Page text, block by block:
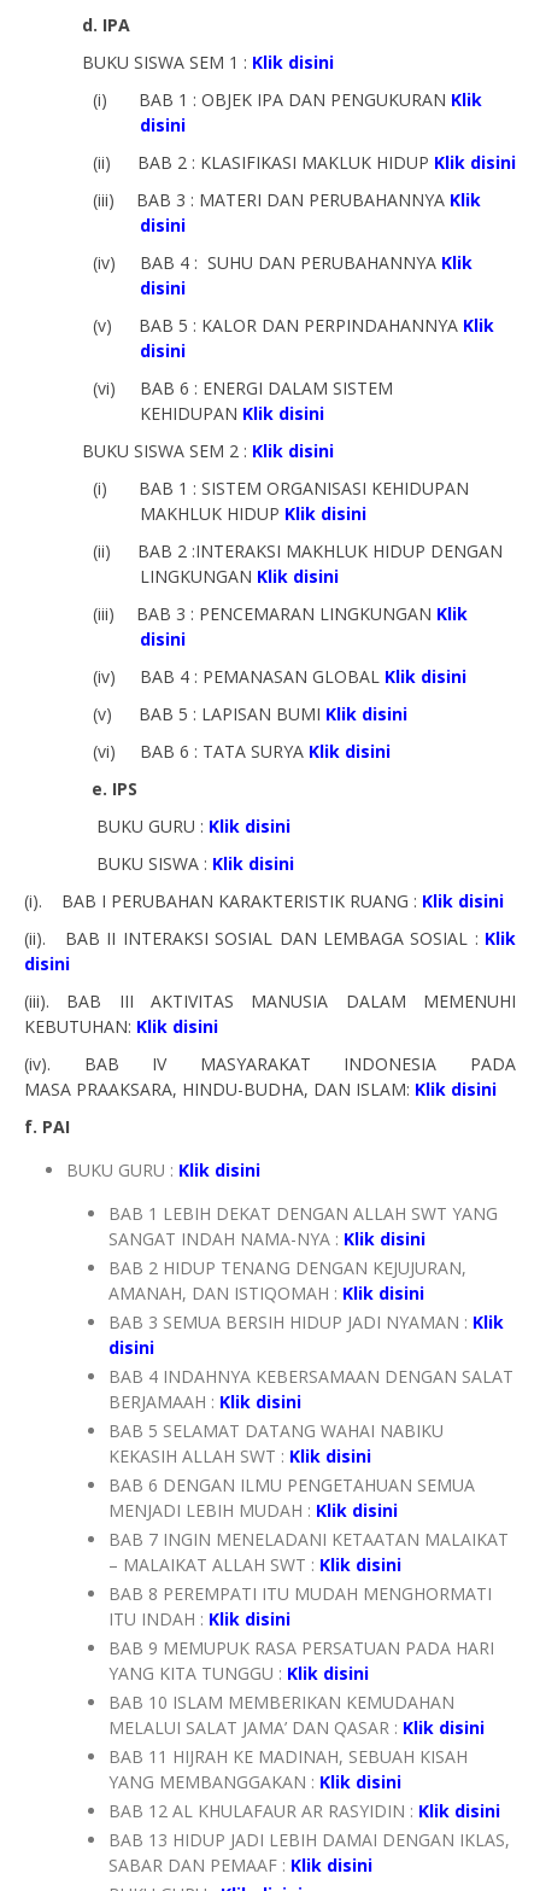
d. IPA
BUKU SISWA SEM 1 : Klik disini
(i)
BAB 1 : OBJEK IPA DAN PENGUKURAN Klik
disini
(ii)
BAB 2 : KLASIFIKASI MAKLUK HIDUP Klik disini
(iii)
BAB 3 : MATERI DAN PERUBAHANNYA Klik
disini
(iv)
BAB 4 : SUHU DAN PERUBAHANNYA Klik
disini
(v)
BAB 5 : KALOR DAN PERPINDAHANNYA Klik
disini
(vi)
BAB 6 : ENERGI DALAM SISTEM
KEHIDUPAN Klik disini
BUKU SISWA SEM 2 : Klik disini
(i)
BAB 1 : SISTEM ORGANISASI KEHIDUPAN
MAKHLUK HIDUP Klik disini
(ii)
BAB 2 :INTERAKSI MAKHLUK HIDUP DENGAN
LINGKUNGAN Klik disini
(iii)
BAB 3 : PENCEMARAN LINGKUNGAN Klik
disini
(iv)
BAB 4 : PEMANASAN GLOBAL Klik disini
(v)
BAB 5 : LAPISAN BUMI Klik disini
(vi)
BAB 6 : TATA SURYA Klik disini
e. IPS
BUKU GURU : Klik disini
BUKU SISWA : Klik disini
(i). BAB I PERUBAHAN KARAKTERISTIK RUANG : Klik disini
(ii). BAB II INTERAKSI SOSIAL DAN LEMBAGA SOSIAL : Klik
disini
(iii). BAB III AKTIVITAS MANUSIA DALAM MEMENUHI
KEBUTUHAN: Klik disini
(iv). BAB IV MASYARAKAT INDONESIA PADA
MASA PRAAKSARA, HINDU-BUDHA, DAN ISLAM: Klik disini
f. PAI
BUKU GURU : Klik disini
BAB 1 LEBIH DEKAT DENGAN ALLAH SWT YANG
SANGAT INDAH NAMA-NYA : Klik disini
BAB 2 HIDUP TENANG DENGAN KEJUJURAN,
AMANAH, DAN ISTIQOMAH : Klik disini
BAB 3 SEMUA BERSIH HIDUP JADI NYAMAN : Klik
disini
BAB 4 INDAHNYA KEBERSAMAAN DENGAN SALAT
BERJAMAAH : Klik disini
BAB 5 SELAMAT DATANG WAHAI NABIKU
KEKASIH ALLAH SWT : Klik disini
BAB 6 DENGAN ILMU PENGETAHUAN SEMUA
MENJADI LEBIH MUDAH : Klik disini
BAB 7 INGIN MENELADANI KETAATAN MALAIKAT
– MALAIKAT ALLAH SWT : Klik disini
BAB 8 PEREMPATI ITU MUDAH MENGHORMATI
ITU INDAH : Klik disini
BAB 9 MEMUPUK RASA PERSATUAN PADA HARI
YANG KITA TUNGGU : Klik disini
BAB 10 ISLAM MEMBERIKAN KEMUDAHAN
MELALUI SALAT JAMA’ DAN QASAR : Klik disini
BAB 11 HIJRAH KE MADINAH, SEBUAH KISAH
YANG MEMBANGGAKAN : Klik disini
BAB 12 AL KHULAFAUR AR RASYIDIN : Klik disini
BAB 13 HIDUP JADI LEBIH DAMAI DENGAN IKLAS,
SABAR DAN PEMAAF : Klik disini